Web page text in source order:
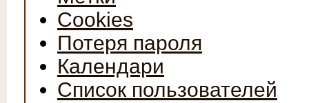
Cookies
Потеря пароля
Календари
Список пользователей